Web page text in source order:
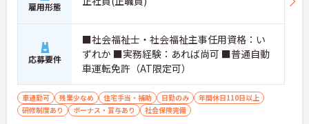
雇用形態
応募要件
■社会福祉士・社会福祉主事任用資格：い
ずれか ■実務経験：あれば尚可 ■普通自動
車運転免許（AT限定可）
車通勤可 残業少なめ 住宅手当・補助 日勤のみ
年間休日110日以上
研修制度あり
ボーナス・賞与あり 社会保険完備